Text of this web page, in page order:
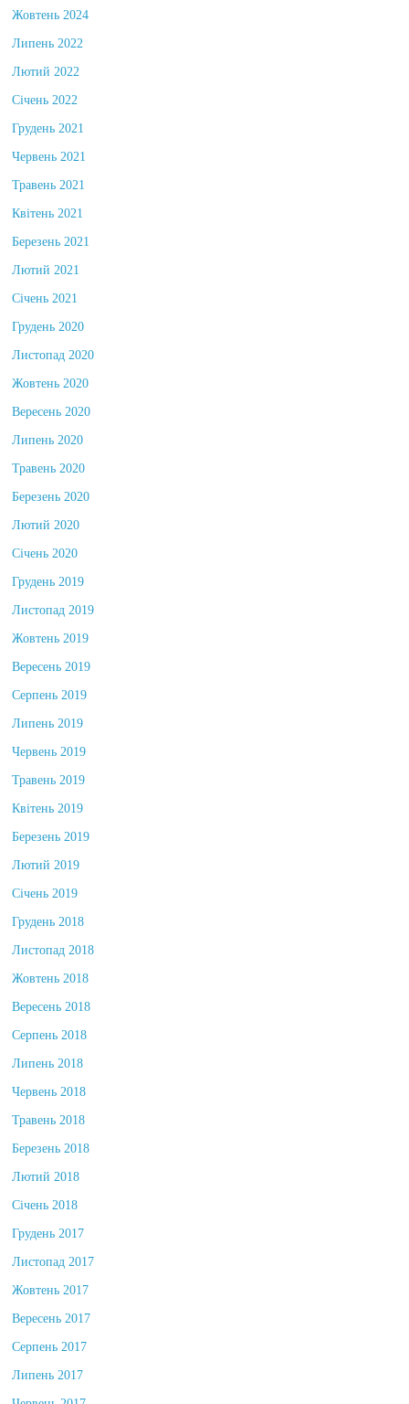
Жовтень 2024
Липень 2022
Лютий 2022
Січень 2022
Грудень 2021
Червень 2021
Травень 2021
Квітень 2021
Березень 2021
Лютий 2021
Січень 2021
Грудень 2020
Листопад 2020
Жовтень 2020
Вересень 2020
Липень 2020
Травень 2020
Березень 2020
Лютий 2020
Січень 2020
Грудень 2019
Листопад 2019
Жовтень 2019
Вересень 2019
Серпень 2019
Липень 2019
Червень 2019
Травень 2019
Квітень 2019
Березень 2019
Лютий 2019
Січень 2019
Грудень 2018
Листопад 2018
Жовтень 2018
Вересень 2018
Серпень 2018
Липень 2018
Червень 2018
Травень 2018
Березень 2018
Лютий 2018
Січень 2018
Грудень 2017
Листопад 2017
Жовтень 2017
Вересень 2017
Серпень 2017
Липень 2017